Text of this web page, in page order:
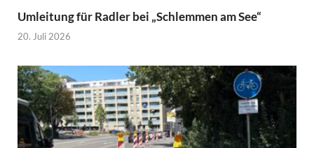
Umleitung für Radler bei „Schlemmen am See“
20. Juli 2026